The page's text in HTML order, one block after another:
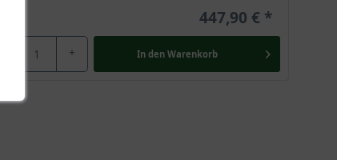
447,90 €
+ In den Warenkorb